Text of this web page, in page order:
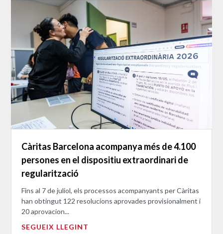
Càritas Barcelona acompanya més de 4.100
persones en el dispositiu extraordinari de
regularització
Fins al 7 de juliol, els processos acompanyants per Càritas
han obtingut 122 resolucions aprovades provisionalment i
20 aprovacion...
SEGUEIX LLEGINT